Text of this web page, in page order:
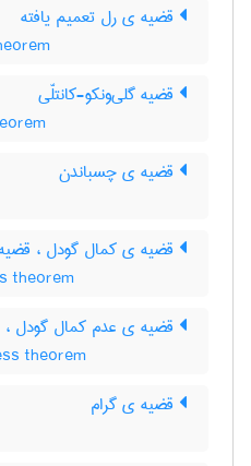
قضیه ی رل تعمیم یافته
قضیه گلی‌ونکو-کانتلّی
قضیه ی چسباندن
قضیه ی کمال گودل ،
theorem
قضیه ی عدم کمال گودل
theorem
قضیه ی گرام